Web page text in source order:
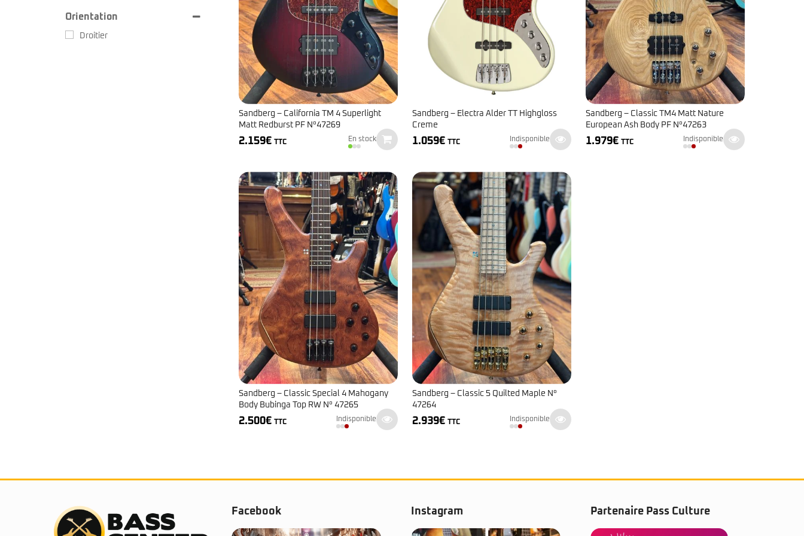
Sandberg – California TM 4 Superlight
Matt Redburst PF N°47269
2.159€ TTC En stock
Sandberg – Electra Alder TT Highgloss
Creme
1.059€ TTC Indisponible
Sandberg – Classic TM4 Matt Nature
European Ash Body PF N°47263
1.979€ TTC Indisponible
Sandberg – Classic Special 4 Mahogany
Body Bubinga Top RW N° 47265
2.500€ TTC Indisponible
Sandberg – Classic 5 Quilted Maple N°
47264
2.939€ TTC Indisponible
Orientation
Droitier
Facebook Instagram Partenaire Pass Culture